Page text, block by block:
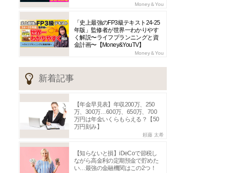
Money＆You
「史上最強のFP3級テキスト24-25
年版」監修者が世界一わかりやす
く解説〜ライフプランニングと資
金計画〜【Money&YouTV】
Money＆You
新着記事
【年金早見表】年収200万、250
万、300万…600万、650万、700
万円は年金いくらもらえる？【50
万円刻み】
頼藤 太希
【知らないと損】iDeCoで節税し
ながら高金利の定期預金で貯めた
い…最強の金融機関はこの2つ！